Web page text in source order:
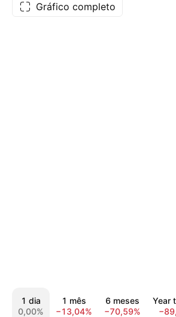
Gráfico completo
1 dia
0,00%
1 mês
−13,04%
6 meses
−70,59%
Year